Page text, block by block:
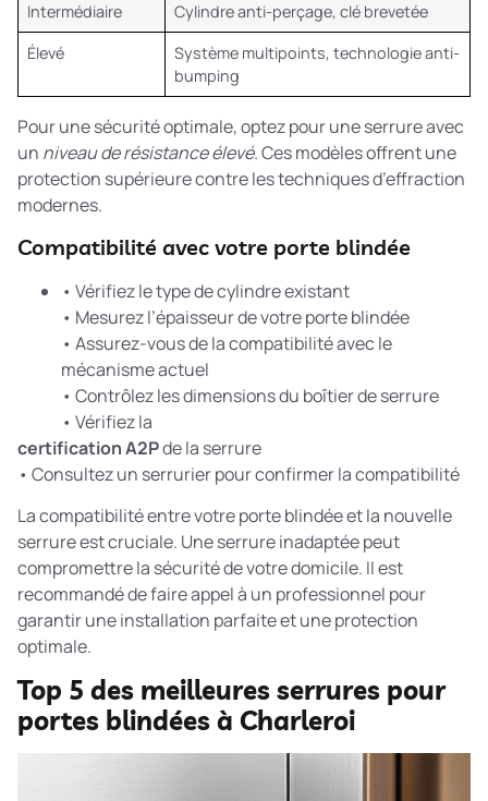
Intermédiaire
Cylindre anti-perçage, clé brevetée
Élevé
Système multipoints, technologie anti-
bumping
Pour une sécurité optimale, optez pour une serrure avec
un niveau de résistance élevé. Ces modèles offrent une
protection supérieure contre les techniques d’effraction
modernes.
Compatibilité avec votre porte blindée
• Vérifiez le type de cylindre existant
• Mesurez l’épaisseur de votre porte blindée
• Assurez-vous de la compatibilité avec le
mécanisme actuel
• Contrôlez les dimensions du boîtier de serrure
• Vérifiez la
certification A2Pde la serrure
• Consultez un serrurier pour confirmer la compatibilité
La compatibilité entre votre porte blindée et la nouvelle
serrure est cruciale. Une serrure inadaptée peut
compromettre la sécurité de votre domicile. Il est
recommandé de faire appel à un professionnel pour
garantir une installation parfaite et une protection
optimale.
Top 5 des meilleures serrures pour
portes blindées à Charleroi